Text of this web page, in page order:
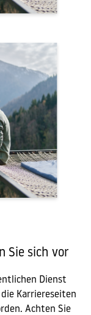
Sie sich vor
Dienst
Karriereseiten
Achten Sie